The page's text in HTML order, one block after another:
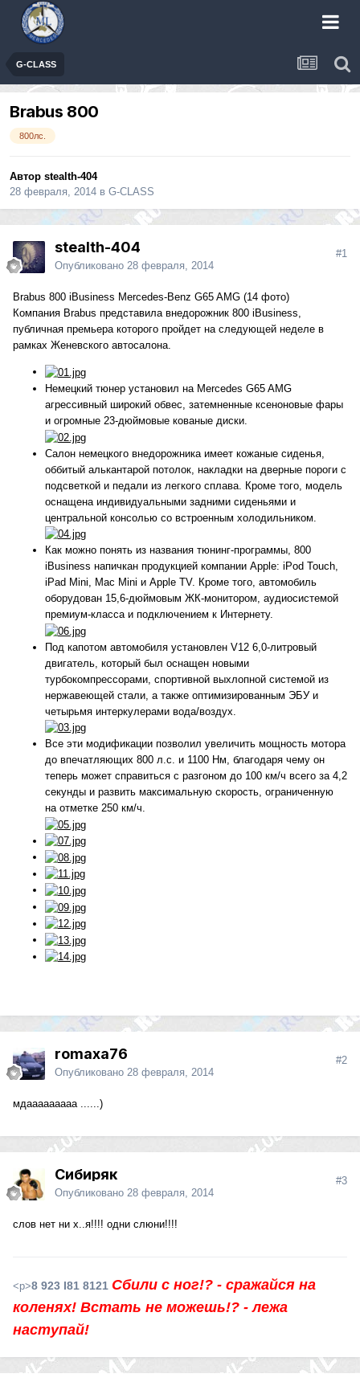
G-CLASS
Brabus 800
800лс.
Автор stealth-404
28 февраля, 2014 в G-CLASS
stealth-404
Опубликовано 28 февраля, 2014
#1
Brabus 800 iBusiness Mercedes-Benz G65 AMG (14 фото)
Компания Brabus представила внедорожник 800 iBusiness,
публичная премьера которого пройдет на следующей неделе в
рамках Женевского автосалона.
Немецкий тюнер установил на Mercedes G65 AMG
агрессивный широкий обвес, затемненные ксеноновые фары
и огромные 23-дюймовые кованые диски.
Салон немецкого внедорожника имеет кожаные сиденья,
оббитый алькантарой потолок, накладки на дверные пороги с
подсветкой и педали из легкого сплава. Кроме того, модель
оснащена индивидуальными задними сиденьями и
центральной консолью со встроенным холодильником.
Как можно понять из названия тюнинг-программы, 800
iBusiness напичкан продукцией компании Apple: iPod Touch,
iPad Mini, Mac Mini и Apple TV. Кроме того, автомобиль
оборудован 15,6-дюймовым ЖК-монитором, аудиосистемой
премиум-класса и подключением к Интернету.
Под капотом автомобиля установлен V12 6,0-литровый
двигатель, который был оснащен новыми
турбокомпрессорами, спортивной выхлопной системой из
нержавеющей стали, а также оптимизированным ЭБУ и
четырьмя интеркулерами вода/воздух.
Все эти модификации позволил увеличить мощность мотора
до впечатляющих 800 л.с. и 1100 Нм, благодаря чему он
теперь может справиться с разгоном до 100 км/ч всего за 4,2
секунды и развить максимальную скорость, ограниченную
на отметке 250 км/ч.
romaxa76
Опубликовано 28 февраля, 2014
#2
мдааааааааа ......)
Сибиряк
Опубликовано 28 февраля, 2014
#3
слов нет ни х..я!!!! одни слюни!!!!
<p>8 923 I81 8121 Сбили с ног!? - сражайся на
коленях! Встать не можешь!? - лежа
наступай!